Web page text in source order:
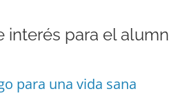
interés para el
para una vida sana